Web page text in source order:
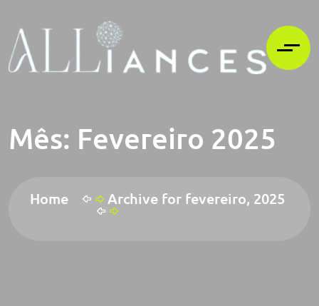
Mês: Fevereiro 2025
Home Archive for fevereiro, 2025